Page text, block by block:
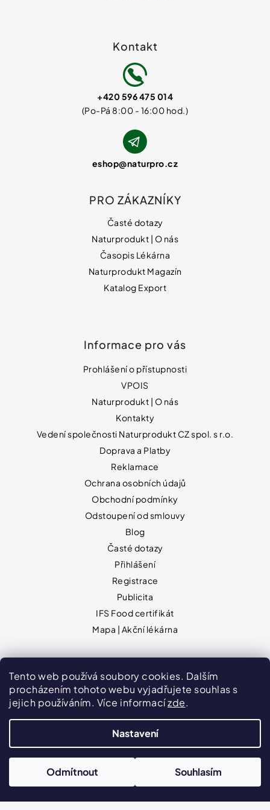
Tento web používá soubory cookies. Dalším
procházením tohoto webu vyjadřujete souhlas s
jejich používáním. Více informacízde.
Nastavení
Odmítnout Souhlasím
Kontakt
eshop@naturpro.cz
+420 596 475 014
PRO ZÁKAZNÍKY
Časté dotazy
Naturprodukt | O nás
Časopis Lékárna
Naturprodukt Magazín
Katalog Export
Informace pro vás
Prohlášení o přístupnosti
VPOIS
Naturprodukt | O nás
Kontakty
Vedení společnosti Naturprodukt CZ spol. s r.o.
Doprava a Platby
Reklamace
Ochrana osobních údajů
Obchodní podmínky
Odstoupení od smlouvy
Blog
Časté dotazy
Přihlášení
Registrace
Publicita
IFS Food certifikát
Mapa | Akční lékárna
PLATEBNÍ METODY